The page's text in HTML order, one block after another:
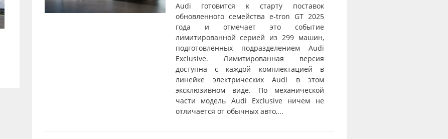
Audi готовится к старту поставок
обновленного семейства e-tron GT 2025
года и отмечает это событие
лимитированной серией из 299 машин,
подготовленных подразделением Audi
Exclusive. Лимитированная версия
доступна с каждой комплектацией в
линейке электрических Audi в этом
эксклюзивном виде. По механической
части модель Audi Exclusive ничем не
отличается от обычных авто,...